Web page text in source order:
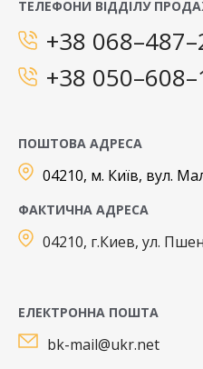
ТЕЛЕФОНИ ВІДДІЛУ
+38
+38
ПОШТОВА АДРЕСА
04210, м. Київ, вул.
ФАКТИЧНА АДРЕСА
04210, г.Киев, ул.
ЕЛЕКТРОННА ПОШТА
bk-mail@ukr.net